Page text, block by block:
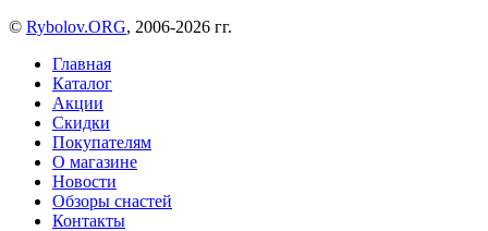
© Rybolov.ORG, 2006-2026 гг.
Главная
Каталог
Акции
Скидки
Покупателям
О магазине
Новости
Обзоры снастей
Контакты